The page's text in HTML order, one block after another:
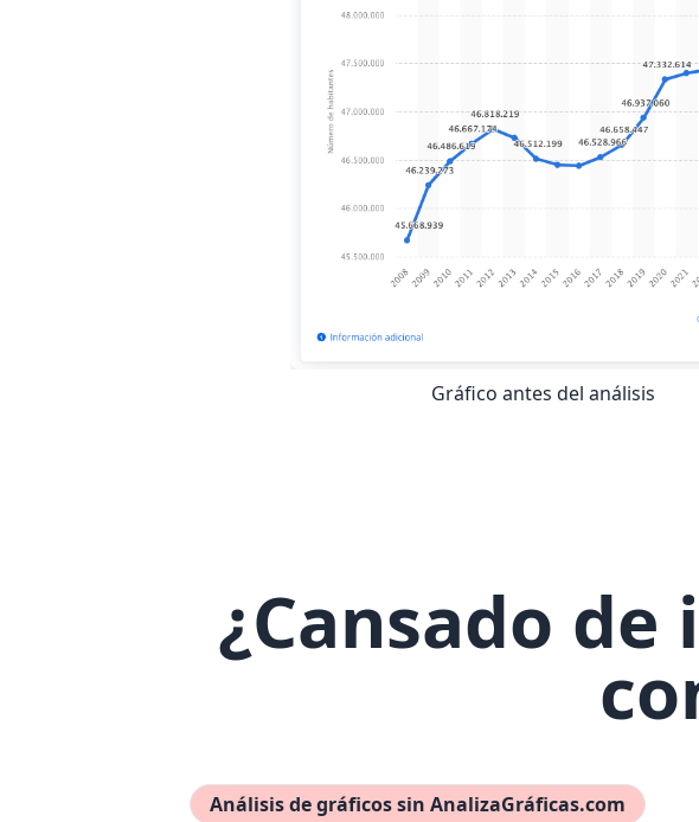
Gráfico antes del análisis
¿Cansado
Análisis de gráficos sin AnalizaGráficas.com